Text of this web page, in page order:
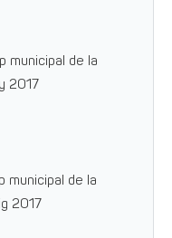
municipal de la
2017
municipal de la
2017